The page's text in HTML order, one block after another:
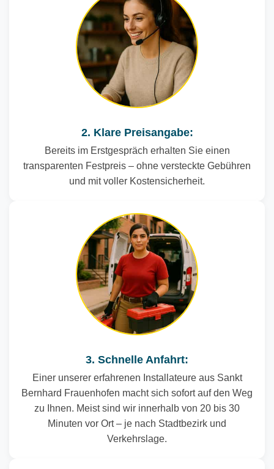
2. Klare Preisangabe:
Bereits im Erstgespräch erhalten Sie einen
transparenten Festpreis – ohne versteckte Gebühren
und mit voller Kostensicherheit.
3. Schnelle Anfahrt:
Einer unserer erfahrenen Installateure aus Sankt
Bernhard Frauenhofen macht sich sofort auf den Weg
zu Ihnen. Meist sind wir innerhalb von 20 bis 30
Minuten vor Ort – je nach Stadtbezirk und
Verkehrslage.